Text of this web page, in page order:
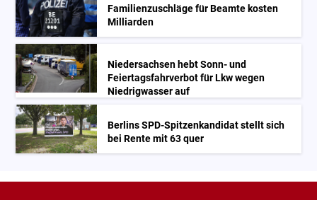
Familienzuschläge für Beamte kosten
Milliarden
Niedersachsen hebt Sonn- und
Feiertagsfahrverbot für Lkw wegen
Niedrigwasser auf
Berlins SPD-Spitzenkandidat stellt sich
bei Rente mit 63 quer